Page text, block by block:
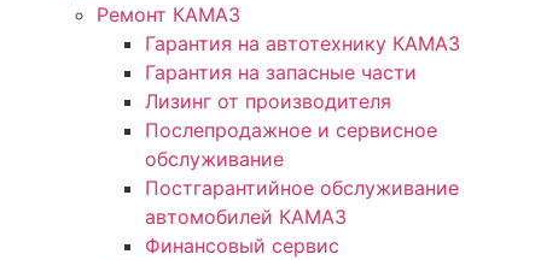
Ремонт КАМАЗ
Гарантия на автотехнику КАМАЗ
Гарантия на запасные части
Лизинг от производителя
Послепродажное и сервисное
обслуживание
Постгарантийное обслуживание
автомобилей КАМАЗ
Финансовый сервис